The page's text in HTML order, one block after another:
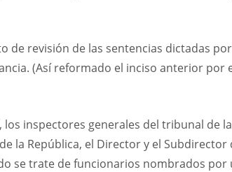
de revisión de las sentencias dictadas por
(Así reformado el inciso anterior por
inspectores generales del tribunal de
la República, el Director y el Subdirector
se trate de funcionarios nombrados